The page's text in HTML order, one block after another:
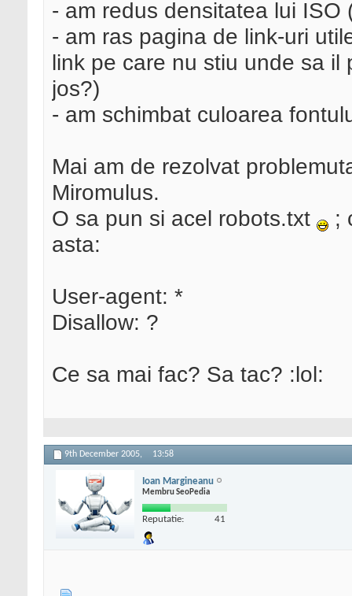
- am redus densitatea lui ISO
- am ras pagina de link-uri
link pe care nu stiu unde sa
jos?)
- am schimbat culoarea
Mai am de rezolvat
Miromulus.
O sa pun si acel robots.txt
;
asta:
User-agent: *
Disallow: ?
Ce sa mai fac? Sa tac? :lol:
9th December 2005, 13:58
Ioan Margineanu
Membru SeoPedia
Reputatie: 41